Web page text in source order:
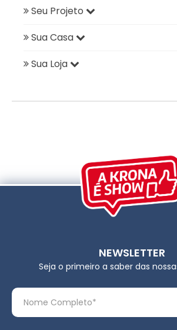
Seu Projeto
Sua Casa
Sua Loja
NEWSLETTER
Seja o primeiro a saber das